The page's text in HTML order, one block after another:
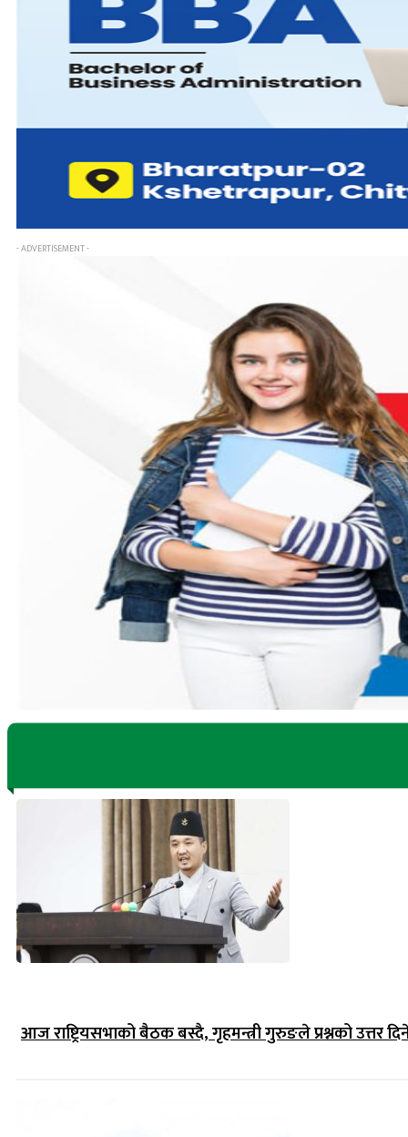
- ADVERTISEMENT -
आज राष्ट्रियसभाको बैठक बस्दै, गृहमन्त्री गुरुङले प्रश्नको उत्तर